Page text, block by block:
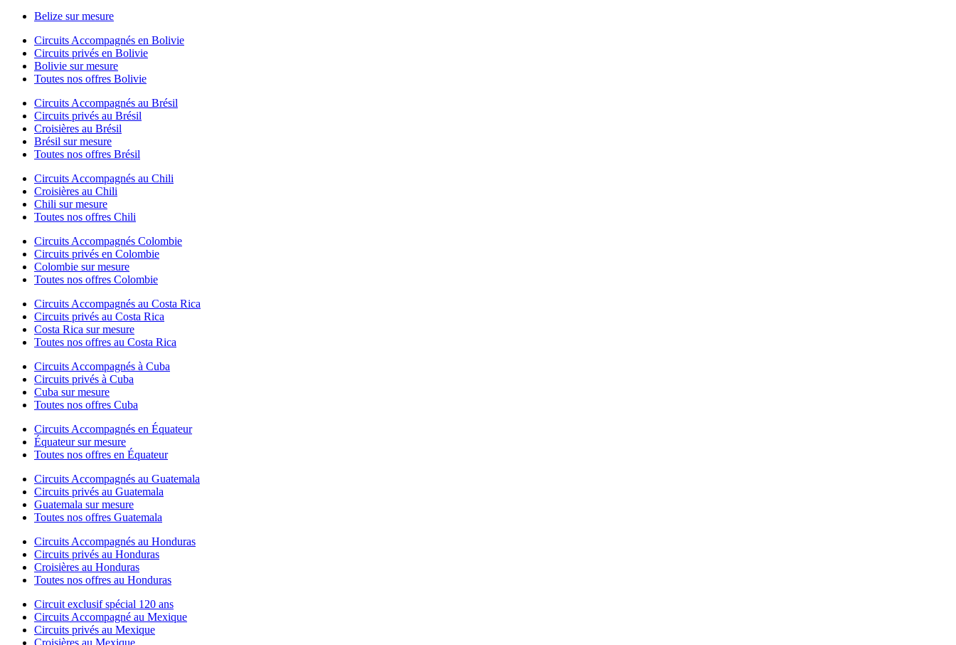
Belize sur mesure
Circuits Accompagnés en Bolivie
Circuits privés en Bolivie
Bolivie sur mesure
Toutes nos offres Bolivie
Circuits Accompagnés au Brésil
Circuits privés au Brésil
Croisières au Brésil
Brésil sur mesure
Toutes nos offres Brésil
Circuits Accompagnés au Chili
Croisières au Chili
Chili sur mesure
Toutes nos offres Chili
Circuits Accompagnés Colombie
Circuits privés en Colombie
Colombie sur mesure
Toutes nos offres Colombie
Circuits Accompagnés au Costa Rica
Circuits privés au Costa Rica
Costa Rica sur mesure
Toutes nos offres au Costa Rica
Circuits Accompagnés à Cuba
Circuits privés à Cuba
Cuba sur mesure
Toutes nos offres Cuba
Circuits Accompagnés en Équateur
Équateur sur mesure
Toutes nos offres en Équateur
Circuits Accompagnés au Guatemala
Circuits privés au Guatemala
Guatemala sur mesure
Toutes nos offres Guatemala
Circuits Accompagnés au Honduras
Circuits privés au Honduras
Croisières au Honduras
Toutes nos offres au Honduras
Circuit exclusif spécial 120 ans
Circuits Accompagné au Mexique
Circuits privés au Mexique
Croisières au Mexique